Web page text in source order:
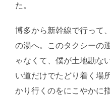
た。
博多から新幹線で行って
の湯へ。このタクシーの
ゃなくて、僕が土地勘な
い道だけでたどり着く場
かり行くのをにこやかに